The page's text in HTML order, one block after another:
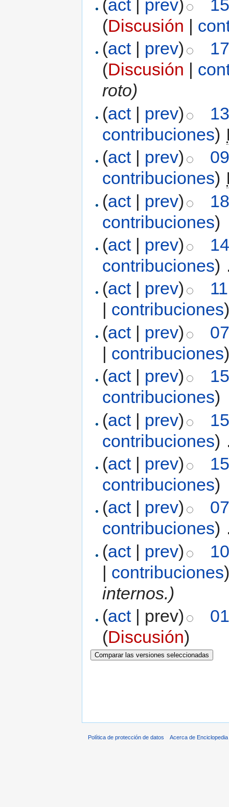
(act| prev)
(Discusión |
(act| prev)
(Discusión
roto)
(act| prev)
contribuciones)
(act| prev)
contribuciones)
(act| prev)
contribuciones)
(act| prev)
contribuciones)
(act| prev)
contribuciones
(act| prev)
| contribuciones
(act| prev)
contribuciones)
(act| prev)
contribuciones)
(act| prev)
contribuciones)
(act| prev)
contribuciones)
(act| prev)
| contribuciones
internos.)
(act| prev)
(Discusión)
Política de protección de datos Acerca de